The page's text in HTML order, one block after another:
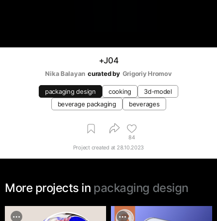
+J04
Nika Balayan curated by Grigoriy Hromov
packaging design cooking
3d-model
beverage packaging
beverages
84
Project created at 28.10.2023
More projects in packaging design